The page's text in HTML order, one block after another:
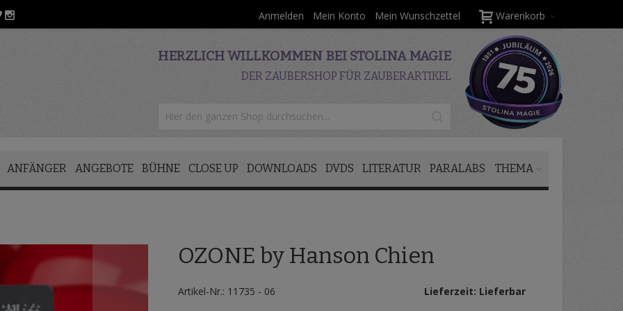
Warenkorb
Anmelden Mein Konto Mein Wunschzettel
HERZLICH WILLKOMMEN BEI STOLINA MAGIE
DER ZAUBERSHOP FÜR ZAUBERARTIKEL
ANFÄNGER ANGEBOTE BÜHNE CLOSE UP DOWNLOADS DVDS LITERATUR PARALABS THEMA
OZONE by Hanson Chien
Artikel-Nr.: 11735 - 06
Lieferzeit: Lieferbar